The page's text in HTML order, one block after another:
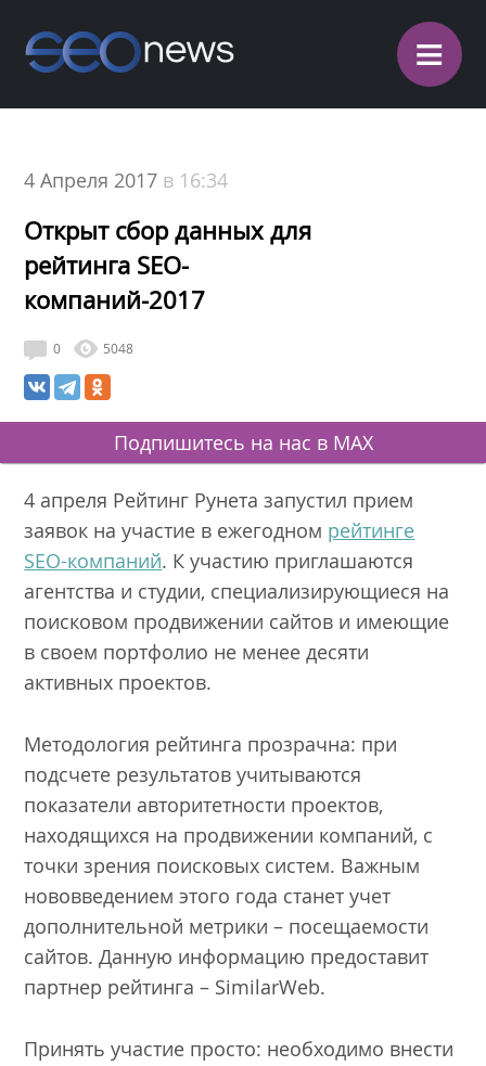
≡
4 Апреля 2017 в 16:34
Открыт сбор данных для
рейтинга SEO-
компаний-2017
0 5048
Подпишитесь на нас в MAX
4 апреля Рейтинг Рунета запустил прием
заявок на участие в ежегодном рейтинге
SEO-компаний. К участию приглашаются
агентства и студии, специализирующиеся на
поисковом продвижении сайтов и имеющие
в своем портфолио не менее десяти
активных проектов.
Методология рейтинга прозрачна: при
подсчете результатов учитываются
показатели авторитетности проектов,
находящихся на продвижении компаний, с
точки зрения поисковых систем. Важным
нововведением этого года станет учет
дополнительной метрики – посещаемости
сайтов. Данную информацию предоставит
партнер рейтинга – SimilarWeb.
Принять участие просто: необходимо внести